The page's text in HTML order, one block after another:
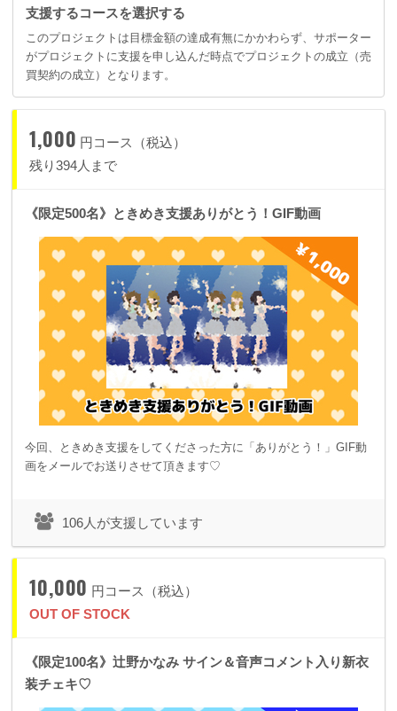
支援するコースを選択する
このプロジェクトは目標金額の達成有無にかかわらず、サポーター
がプロジェクトに支援を申し込んだ時点でプロジェクトの成立（売
買契約の成立）となります。
1,000 円コース（税込）
残り394人まで
《限定500名》ときめき支援ありがとう！GIF動画
今回、ときめき支援をしてくださった方に「ありがとう！」GIF動
画をメールでお送りさせて頂きます♡
106人が支援しています
10,000 円コース（税込）
OUT OF STOCK
《限定100名》辻野かなみ サイン＆音声コメント入り新衣
装チェキ♡